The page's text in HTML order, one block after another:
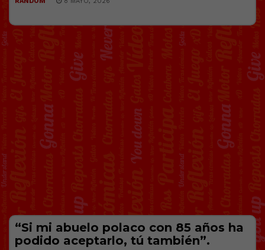
“Si mi abuelo polaco con 85 años ha
podido aceptarlo, tú también”.